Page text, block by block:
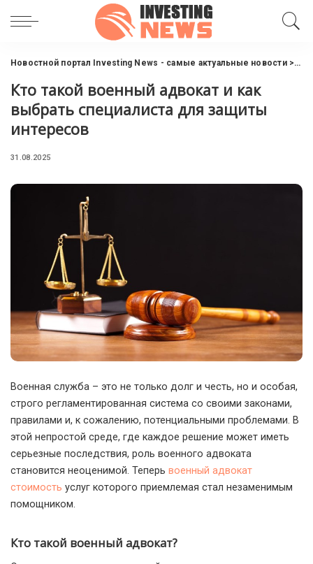
Новостной портал Investing News - самые актуальные новости>
Кто такой военный адвокат и как
выбрать специалиста для защиты
интересов
31.08.2025
Военная служба – это не только долг и честь, но и особая,
строго регламентированная система со своими законами,
правилами и, к сожалению, потенциальными проблемами. В
этой непростой среде, где каждое решение может иметь
серьезные последствия, роль военного адвоката
становится неоценимой. Теперь военный адвокат
стоимость услуг которого приемлемая стал незаменимым
помощником.
Кто такой военный адвокат?